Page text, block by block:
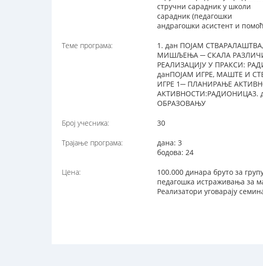
стручни сарадник у школи
сарадник (педагошки
андрагошки асистент и
Теме програма:
1. дан ПОЈАМ
МИШЉЕЊА ─ СКАЛА
РЕАЛИЗАЦИЈУ У ПРАКСИ:
данПОЈАМ ИГРЕ, МАШТЕ И
ИГРЕ 1─ ПЛАНИРАЊЕ
АКТИВНОСТИ:РАДИОНИЦА3.
ОБРАЗОВАЊУ
Број учесника: 30
Трајање програма:
дана: 3
бодова: 24
Цена:
100.000 динара бруто за
педагошка истраживања за
Реализатори уговарају